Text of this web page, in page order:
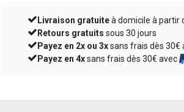
Livraison gratuite
à domicile à partir
Retours gratuits
sous 30 jours
Payez en 2x ou 3x
sans frais dès
Payez en 4x
sans frais dès 30€ avec